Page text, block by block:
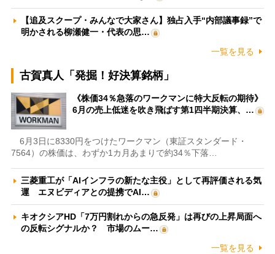
【追及スクープ・みんなで大家さん】独占入手“内部議事録”で
明かされる柳瀬健一・代表の思…
一覧を見る
古賀真人「発掘！好決算銘柄」
《株価34％急落のワークマンに特大反転の期待》
6月の売上低迷を吹き飛ばす第1四半期決算、…
6月3日に8330円をつけたワークマン（東証スタンダード・
7564）の株価は、わずか1カ月あまりで約34％下落…
三菱重工が「AIインフラの新たな主役」として再評価される気
運 エヌビディアとの提携でAI…
キオクシアHD「7万円割れからの急反発」は再びの上昇局面へ
の反転シグナルか？ 市場のムー…
一覧を見る